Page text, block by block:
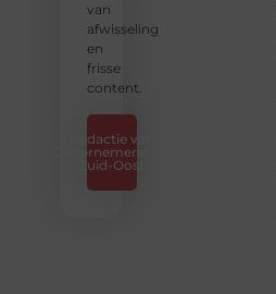
van
afwisseling
en
frisse
content.
Redactie van
Ondernemershuis
Zuid-Oost